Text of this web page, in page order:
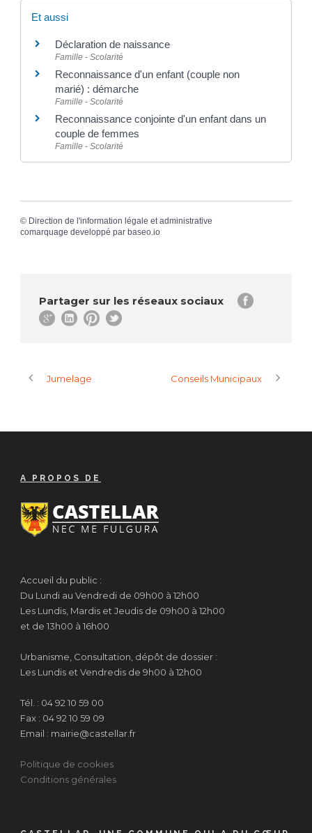
Et aussi
Déclaration de naissance
Famille - Scolarité
Reconnaissance d'un enfant (couple non
marié) : démarche
Famille - Scolarité
Reconnaissance conjointe d'un enfant dans un
couple de femmes
Famille - Scolarité
© Direction de l'information légale et administrative
comarquage developpé par baseo.io
Partager sur les réseaux sociaux
Jumelage Conseils Municipaux
A PROPOS DE
Accueil du public :
Du Lundi au Vendredi de 09h00 à 12h00
Les Lundis, Mardis et Jeudis de 09h00 à 12h00
et de 13h00 à 16h00
Urbanisme, Consultation, dépôt de dossier :
Les Lundis et Vendredis de 9h00 à 12h00
Tél. : 04 92 10 59 00
Fax : 04 92 10 59 09
Email : mairie@castellar.fr
Politique de cookies
Conditions générales